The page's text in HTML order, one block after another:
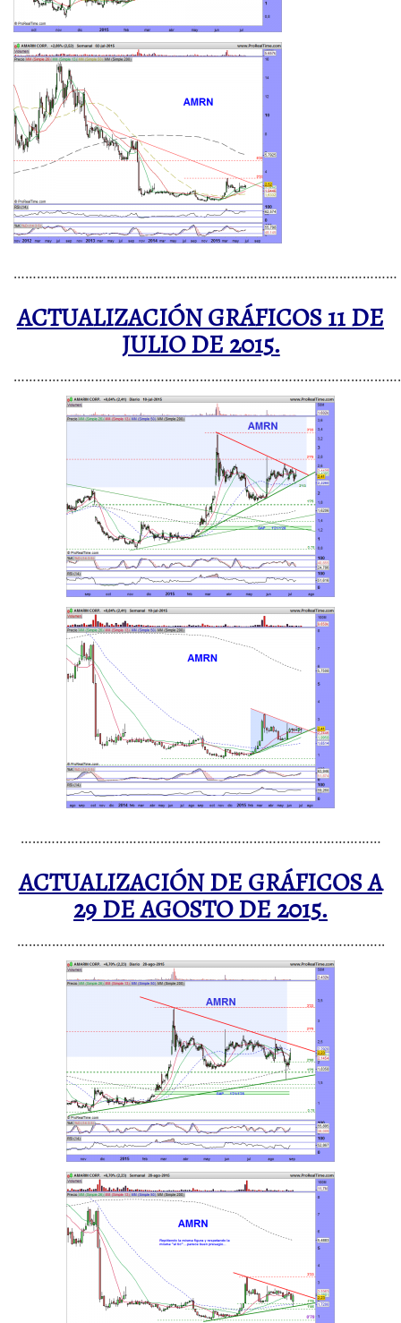
………………………………………………………………………………………
ACTUALIZACIÓN GRÁFICOS 11 DE
JULIO DE 2015.
……………………………………………………………………………………….
…………………………………………………………………………………
ACTUALIZACIÓN DE GRÁFICOS A
29 DE AGOSTO DE 2015.
…………………………………………………………………………………..